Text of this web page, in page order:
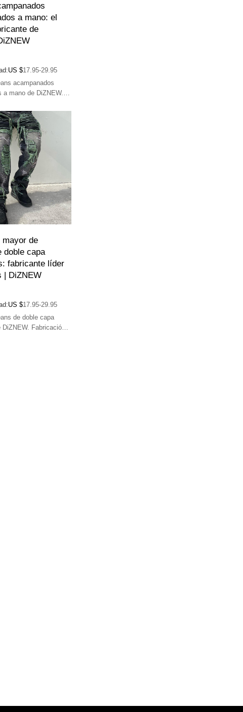
a mano: el
de
US $17.95-29.95
acampanados
a mano de DiZNEW.
artísticos únicos.
mayor de
doble capa
fabricante líder
| DiZNEW
US $17.95-29.95
de doble capa
Fabricación